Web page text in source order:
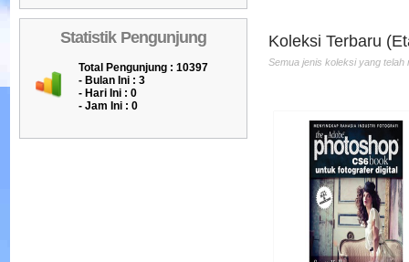
Statistik Pengunjung
Total Pengunjung : 10397
- Bulan Ini : 3
- Hari Ini : 0
- Jam Ini : 0
Koleksi Terbaru
Semua jenis koleksi yang telah
SEMESTA
Th.Terbit :2013